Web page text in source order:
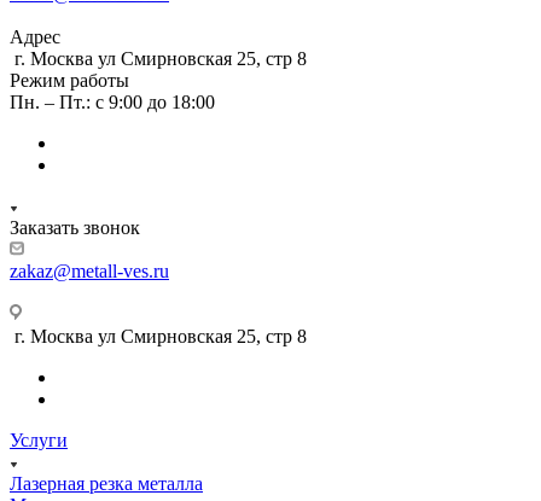
Адрес
г. Москва ул Смирновская 25, стр 8
Режим работы
Пн. – Пт.: с 9:00 до 18:00
Заказать звонок
zakaz@metall-ves.ru
г. Москва ул Смирновская 25, стр 8
Услуги
Лазерная резка металла